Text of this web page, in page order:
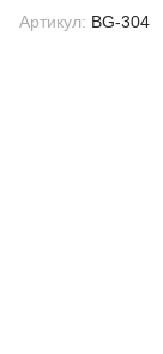
Артикул: BG-304